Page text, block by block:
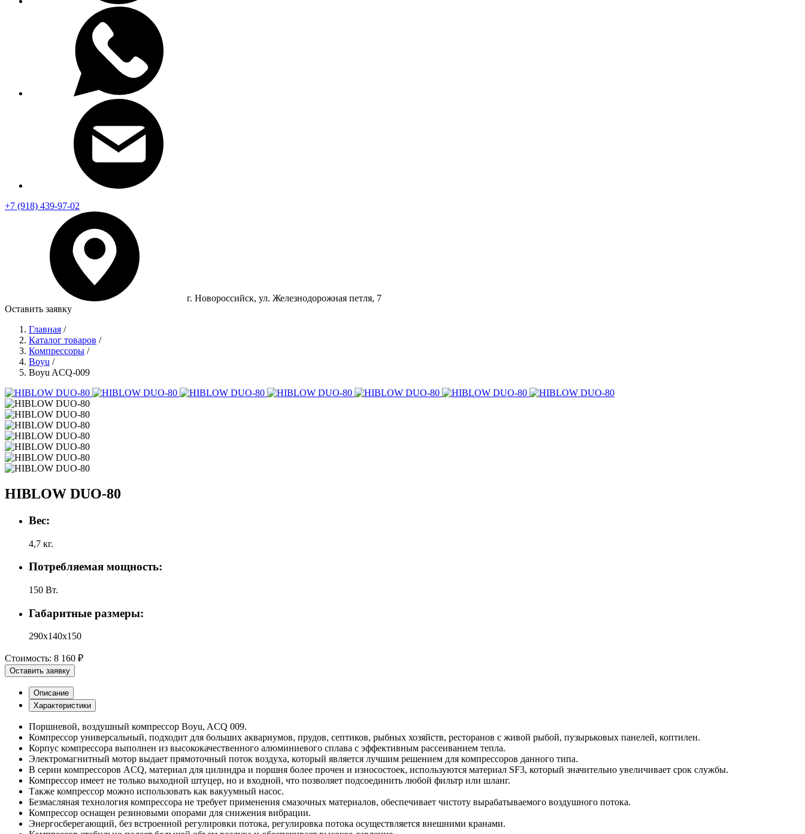
+7 (918) 439-97-02
г. Новороссийск, ул. Железнодорожная петля, 7
Оставить заявку
Главная /
Каталог товаров /
Компрессоры /
Boyu /
Boyu ACQ-009
HIBLOW DUO-80
Вес:
4,7 кг.
Потребляемая мощность:
150 Вт.
Габаритные размеры:
290x140x150
Стоимость: 8 160 ₽
Оставить заявку
Описание
Характеристики
Поршневой, воздушный компрессор Boyu, ACQ 009.
Компрессор универсальный, подходит для больших аквариумов, прудов, септиков, рыбных хозяйств, ресторанов с живой рыбой, пузырьковых панелей, коптилен.
Корпус компрессора выполнен из высококачественного алюминиевого сплава с эффективным рассеиванием тепла.
Электромагнитный мотор выдает прямоточный поток воздуха, который является лучшим решением для компрессоров данного типа.
В серии компрессоров ACQ, материал для цилиндра и поршня более прочен и износостоек, используются материал SF3, который значительно увеличивает срок службы.
Компрессор имеет не только выходной штуцер, но и входной, что позволяет подсоединить любой фильтр или шланг.
Также компрессор можно использовать как вакуумный насос.
Безмасляная технология компрессора не требует применения смазочных материалов, обеспечивает чистоту вырабатываемого воздушного потока.
Компрессор оснащен резиновыми опорами для снижения вибрации.
Энергосберегающий, без встроенной регулировки потока, регулировка потока осуществляется внешними кранами.